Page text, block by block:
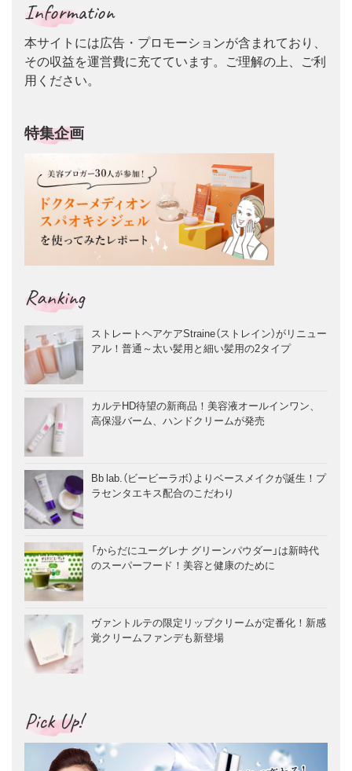
Information
本サイトには広告・プロモーションが含まれており、
その収益を運営費に充てています。ご理解の上、ご利
用ください。
特集企画
Ranking
ストレートヘアケアStraine（ストレイン）がリニュー
アル！普通～太い髪用と細い髪用の2タイプ
カルテHD待望の新商品！美容液オールインワン、
高保湿バーム、ハンドクリームが発売
Bb lab.（ビービーラボ）よりベースメイクが誕生！プ
ラセンタエキス配合のこだわり
「からだにユーグレナ グリーンパウダー」は新時代
のスーパーフード！美容と健康のために
ヴァントルテの限定リップクリームが定番化！新感
覚クリームファンデも新登場
Pick Up!